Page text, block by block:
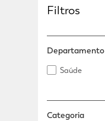
Adicional
Filtros
Departamento
Saúde
Categoria